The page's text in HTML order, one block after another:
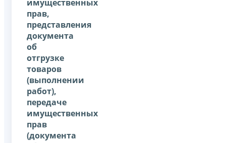
имущественных
прав,
представления
документа
об
отгрузке
товаров
(выполнении
работ),
передаче
имущественных
прав
(документа